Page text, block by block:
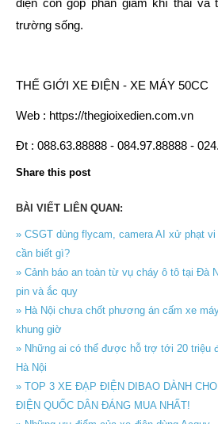
trường sống.
THẾ GIỚI XE ĐIỆN - XE MÁY 50CC
Web : https://thegioixedien.com.vn
Đt : 088.63.88888 - 084.97.88888 -
Share this post
BÀI VIẾT LIÊN QUAN:
» CSGT dùng flycam, camera AI xử phạt
cần biết gì?
» Cảnh báo an toàn từ vụ cháy ô tô tại Đà
pin và ắc quy
» Hà Nội chưa chốt phương án cấm xe
khung giờ
» Những ai có thể được hỗ trợ tới 20 triệu
Hà Nội
» TOP 3 XE ĐẠP ĐIỆN DIBAO DÀNH
ĐIỆN QUỐC DÂN ĐÁNG MUA NHẤT!